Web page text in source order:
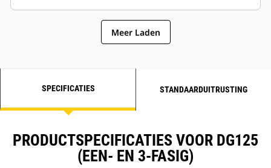
Meer Laden
SPECIFICATIES STANDAARDUITRUSTING
PRODUCTSPECIFICATIES VOOR DG125
(EEN- EN 3-FASIG)